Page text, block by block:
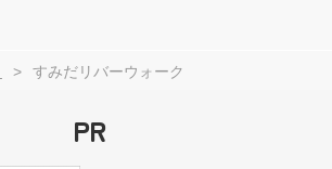
すみだリバーウォーク
PR